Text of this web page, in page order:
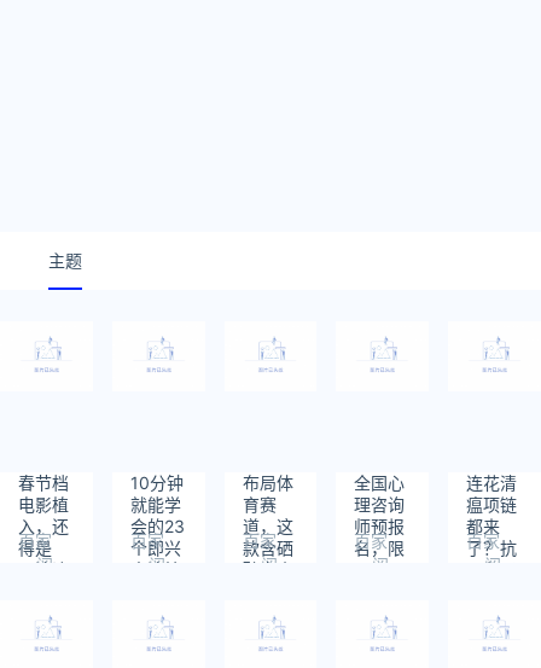
主题
春节档
电影植
入，还
得是
《流浪
牛！
百家
阅
722
10分钟
就能学
会的23
个即兴
表达技
百家
阅
619
布局体
育赛
道，这
款含硒
矿泉水
浙沪
百家
阅
全国心
理咨询
师预报
名，限
200
需笔
试，考
过堪比
百家
阅
518
连花清
瘟项链
都来
了？抗
阳段子
了！
百家
阅
473